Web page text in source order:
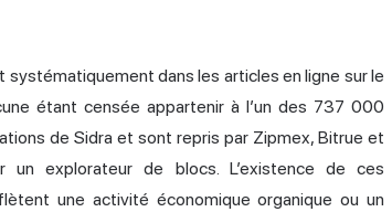
dans les articles en ligne sur le
étant censée appartenir à l’un des 737 000
de Sidra et sont repris par Zipmex, Bitrue et
un explorateur de blocs. L’existence de ces
une activité économique organique ou un